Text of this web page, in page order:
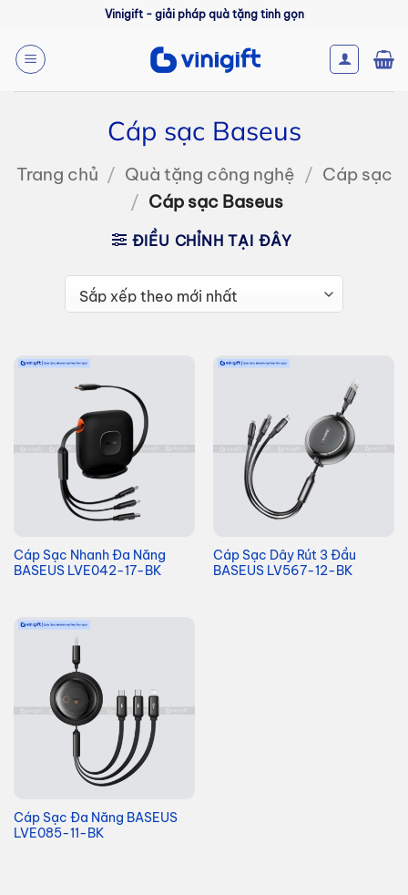
nội
dung
Vinigift - giải pháp quà tặng tinh gọn
Cáp sạc Baseus
Trang chủ / Quà tặng công nghệ / Cáp sạc
/ Cáp sạc Baseus
ĐIỀU CHỈNH TẠI ĐÂY
Cáp Sạc Nhanh Đa Năng
BASEUS LVE042-17-BK
Cáp Sạc Dây Rút 3 Đầu
BASEUS LV567-12-BK
Cáp Sạc Đa Năng BASEUS
LVE085-11-BK